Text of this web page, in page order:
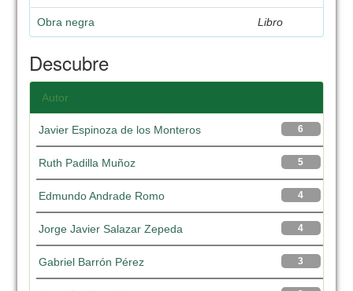
Obra negra Libro
Descubre
Autor
6
Javier Espinoza de los Monteros
5
Ruth Padilla Muñoz
4
Edmundo Andrade Romo
4
Jorge Javier Salazar Zepeda
3
Gabriel Barrón Pérez